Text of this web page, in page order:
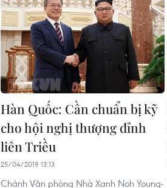
Hàn Quốc: Cần chuẩn bị kỹ
cho hội nghị thượng đỉnh
liên Triều
25/04/2019 13:13
Chánh Văn phòng Nhà Xanh Noh Young-